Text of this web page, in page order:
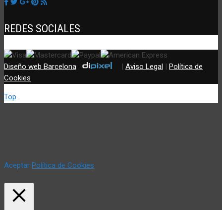
REDES SOCIALES
Diseño web Barcelona: | Aviso Legal | Política de
Cookies
Top
Aceptar Política de Cookies